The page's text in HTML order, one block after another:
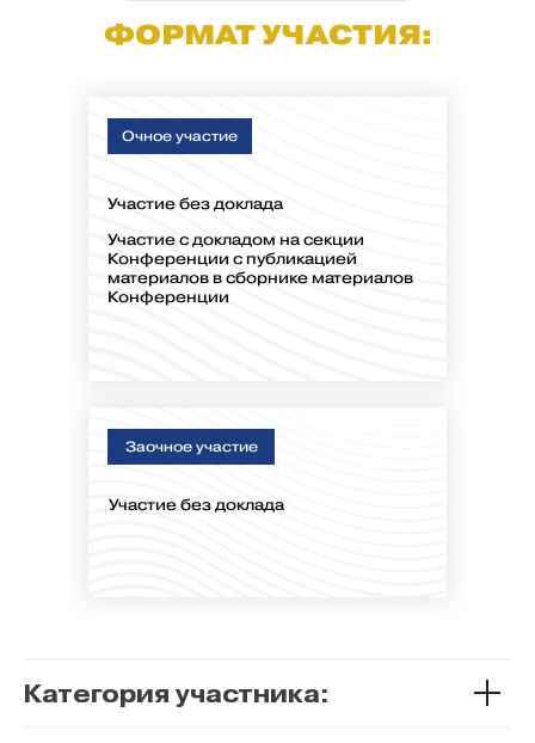
ФОРМАТ УЧАСТИЯ:
Участие без доклада
Участие без доклада
Очное участие
Заочное участие
Участие с докладом на секции
Конференции с публикацией
материалов в сборнике материалов
Конференции
Категория участника: